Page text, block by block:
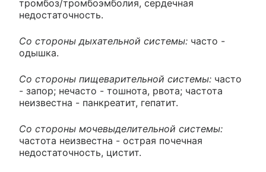
тромбоз/тромбоэмболия, сердечная
недостаточность.
Со стороны дыхательной системы: часто -
одышка.
Со стороны пищеварительной системы: часто
- запор; нечасто - тошнота, рвота; частота
неизвестна - панкреатит, гепатит.
Со стороны мочевыделительной системы:
частота неизвестна - острая почечная
недостаточность, цистит.